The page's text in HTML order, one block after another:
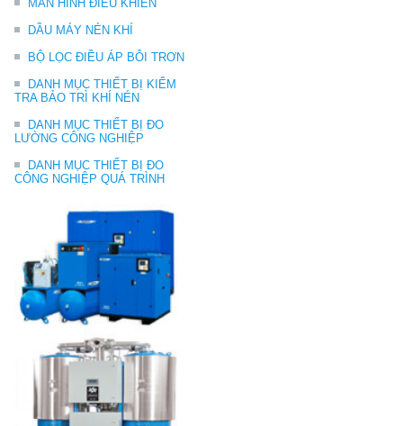
MÀN HÌNH ĐIỀU KHIỂN
DẦU MÁY NÉN KHÍ
BỘ LỌC ĐIỀU ÁP BÔI TRƠN
DANH MỤC THIẾT BỊ KIỂM
TRA BẢO TRÌ KHÍ NÉN
DANH MỤC THIẾT BỊ ĐO
LƯỜNG CÔNG NGHIỆP
DANH MỤC THIẾT BỊ ĐO
CÔNG NGHIỆP QUÁ TRÌNH